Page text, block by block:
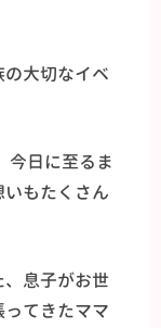
大切なイベ
今日に至るま
もたくさん
息子がお世
てきたママ